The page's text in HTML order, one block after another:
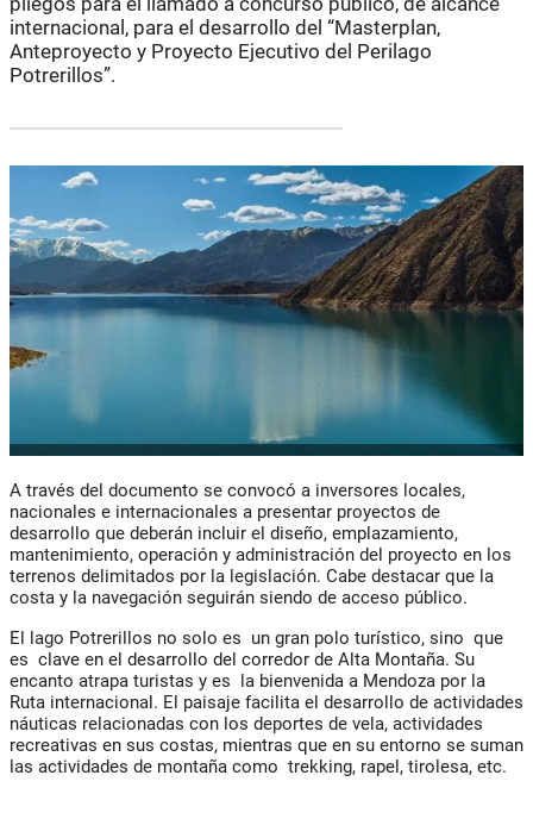
internacional, para el desarrollo del “Masterplan,
Anteproyecto y Proyecto Ejecutivo del Perilago
Potrerillos”.
A través del documento se convocó a inversores locales,
nacionales e internacionales a presentar proyectos de
desarrollo que deberán incluir el diseño, emplazamiento,
mantenimiento, operación y administración del proyecto en los
terrenos delimitados por la legislación. Cabe destacar que la
costa y la navegación seguirán siendo de acceso público.
El lago Potrerillos no solo es un gran polo turístico, sino que
es clave en el desarrollo del corredor de Alta Montaña. Su
encanto atrapa turistas y es la bienvenida a Mendoza por la
Ruta internacional. El paisaje facilita el desarrollo de actividades
náuticas relacionadas con los deportes de vela, actividades
recreativas en sus costas, mientras que en su entorno se suman
las actividades de montaña como trekking, rapel, tirolesa, etc.